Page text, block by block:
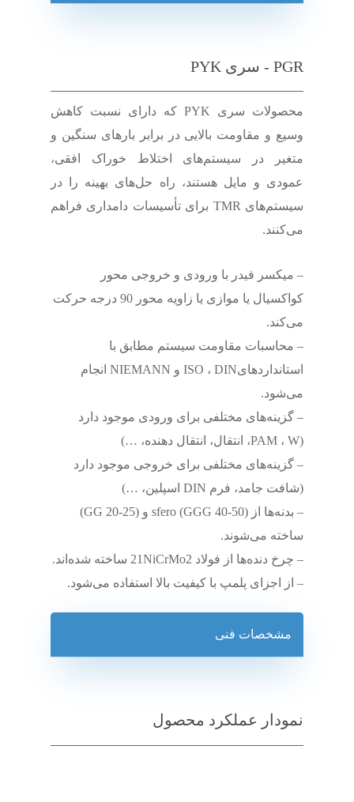
مشخصات فنی
نمودار عملکرد محصول
PGR - سری PYK
محصولات سری PYK که دارای نسبت کاهش
وسیع و مقاومت بالایی در برابر بارهای سنگین و
متغیر در سیستم‌های اختلاط خوراک افقی،
عمودی و مایل هستند، راه حل‌های بهینه را در
سیستم‌های TMR برای تأسیسات دامداری فراهم
می‌کنند.
– میکسر فیدر با ورودی و خروجی محور
کواکسیال یا موازی یا زاویه محور 90 درجه حرکت
می‌کند.
– محاسبات مقاومت سیستم مطابق با
استانداردهایISO ، DIN و NIEMANN انجام
می‌شود.
– گزینه‌های مختلفی برای ورودی موجود دارد
(PAM ، W، انتقال، انتقال دهنده، …)
– گزینه‌های مختلفی برای خروجی موجود دارد
(شافت جامد، فرم DIN اسپلین، …)
– بدنه‌ها از sfero (GGG 40-50) و (GG 20-25)
ساخته می‌شوند.
– چرخ دنده‌ها از فولاد 21NiCrMo2 ساخته شده‌اند.
– از اجزای پلمپ با کیفیت بالا استفاده می‌شود.